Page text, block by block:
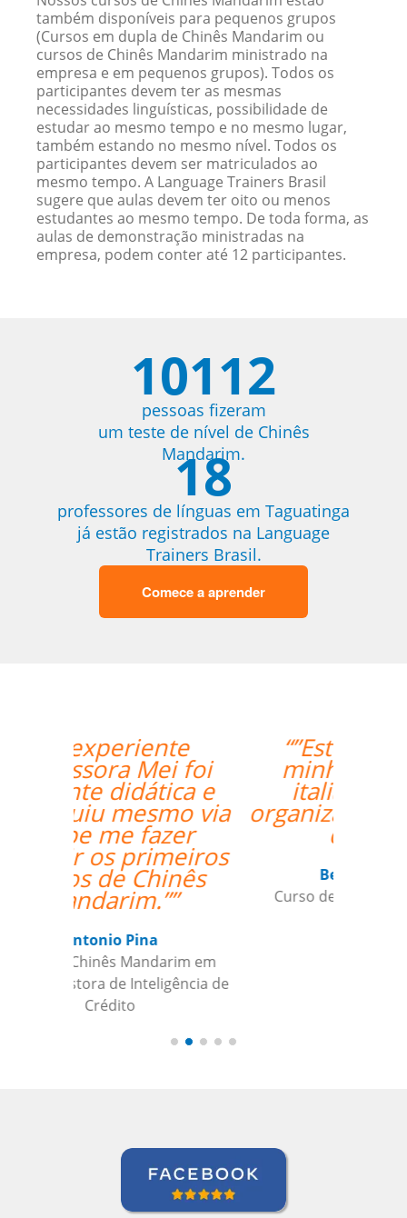
também disponíveis para pequenos grupos
(Cursos em dupla de Chinês Mandarim ou
cursos de Chinês Mandarim ministrado na
empresa e em pequenos grupos). Todos os
participantes devem ter as mesmas
necessidades linguísticas, possibilidade de
estudar ao mesmo tempo e no mesmo lugar,
também estando no mesmo nível. Todos os
participantes devem ser matriculados ao
mesmo tempo. A Language Trainers Brasil
sugere que aulas devem ter oito ou menos
estudantes ao mesmo tempo. De toda forma, as
aulas de demonstração ministradas na
empresa, podem conter até 12 participantes.
10112
pessoas fizeram
um teste de nível de Chinês
Mandarim.
18
professores de línguas em Taguatinga
já estão registrados na Language
Trainers Brasil.
Comece a aprender
“”Estou amando
minhas aulas de
italiano, muito
organizado o trabalho
de vcs””
Beatris Castro
Curso de Italiano em Santos